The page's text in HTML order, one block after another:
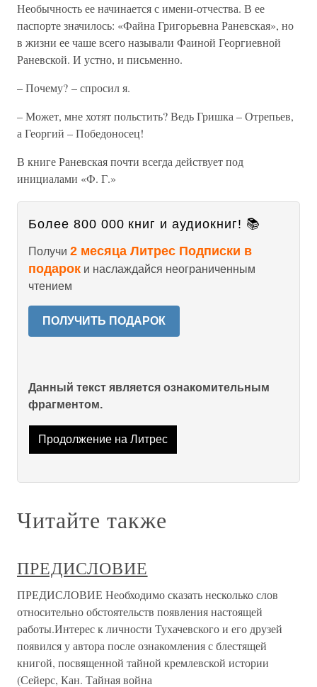
Необычность ее начинается с имени-отчества. В ее
паспорте значилось: «Файна Григорьевна Раневская», но
в жизни ее чаше всего называли Фаиной Георгиевной
Раневской. И устно, и письменно.
– Почему? – спросил я.
– Может, мне хотят польстить? Ведь Гришка – Отрепьев,
а Георгий – Победоносец!
В книге Раневская почти всегда действует под
инициалами «Ф. Г.»
Более 800 000 книг и аудиокниг! 📚
Получи 2 месяца Литрес Подписки в
подарок и наслаждайся неограниченным
чтением
ПОЛУЧИТЬ ПОДАРОК
Данный текст является ознакомительным
фрагментом.
Продолжение на Литрес
Читайте также
ПРЕДИСЛОВИЕ
ПРЕДИСЛОВИЕ Необходимо сказать несколько слов
относительно обстоятельств появления настоящей
работы.Интерес к личности Тухачевского и его друзей
появился у автора после ознакомления с блестящей
книгой, посвященной тайной кремлевской истории
(Сейерс, Кан. Тайная война